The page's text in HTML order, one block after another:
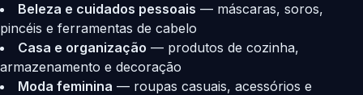
Beleza e cuidados pessoais — máscaras, soros,
pincéis e ferramentas de cabelo
Casa e organização — produtos de cozinha,
armazenamento e decoração
Moda feminina — roupas casuais, acessórios e